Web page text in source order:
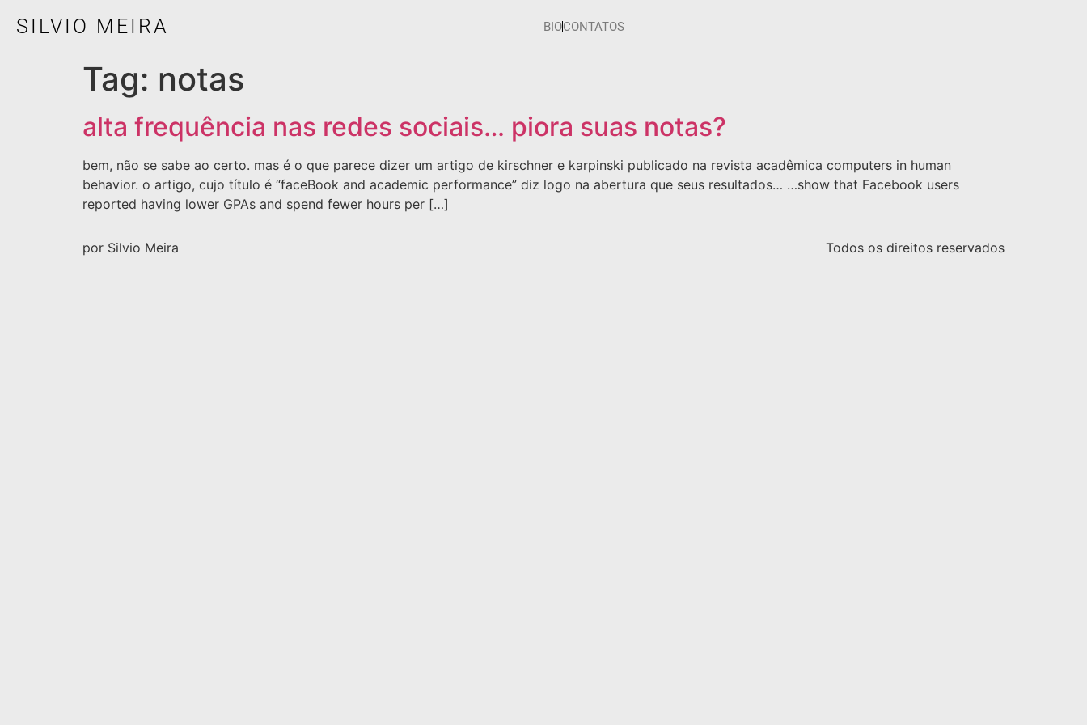
SILVIO MEIRA BIOCONTATOS
Tag: notas
alta frequência nas redes sociais… piora suas notas?
bem, não se sabe ao certo. mas é o que parece dizer um artigo de kirschner e karpinski publicado na revista acadêmica computers in human
behavior. o artigo, cujo título é “faceBook and academic performance” diz logo na abertura que seus resultados… …show that Facebook users
reported having lower GPAs and spend fewer hours per […]
por Silvio Meira Todos os direitos reservados